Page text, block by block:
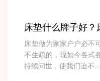
床垫什么牌子好？
床垫做为家家户户必不
不生疏的，现如今各式
持续问世，使我们迫不...